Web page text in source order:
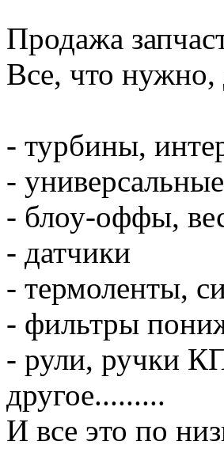
Продажа
Все, что нужно,
- турбины,
-
- блоу-оффы,
- датчики
- термоленты,
- фильтры
- рули, ручки
другое.........
И все это по